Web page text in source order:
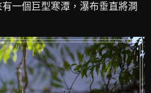
一個巨型寒潭，瀑布垂直將澗